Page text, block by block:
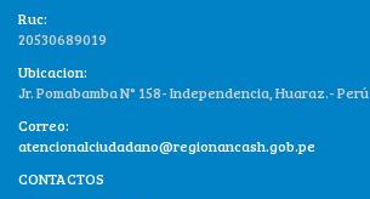
Ruc:
20530689019
Ubicacion:
Jr. Pomabamba N° 158- Independencia, Huaraz.- Perú
Correo:
atencionalciudadano@regionancash.gob.pe
CONTACTOS